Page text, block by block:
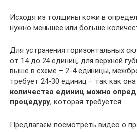
Исходя из толщины кожи в
нужно меньшее или больше
Для устранения горизонтальных
от 14 до 24 единиц, для верхней
выше в схеме – 2-4 единицы,
требует 24-30 единиц – так как она
количества единиц можно
процедуру, которая требуется.
Предлагаем посмотреть видео о